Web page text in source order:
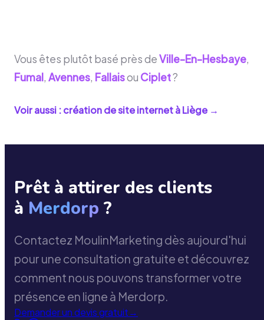
Vous êtes plutôt basé près deVille-En-Hesbaye,
Fumal, Avennes, Fallaisou Ciplet?
Voir aussi : création de site internet àLiège→
Prêt à attirer des clients
à Merdorp ?
Contactez MoulinMarketing dès aujourd'hui
pour une consultation gratuite et découvrez
comment nous pouvons transformer votre
présence en ligne à Merdorp.
Demander un devis gratuit→